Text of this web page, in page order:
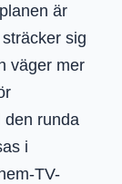
är
sig
väger mer
den runda
i
TV-